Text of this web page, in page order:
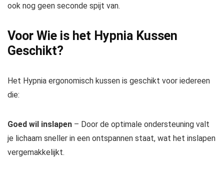
ook nog geen seconde spijt van.
Voor Wie is het Hypnia Kussen
Geschikt?
Het Hypnia ergonomisch kussen is geschikt voor iedereen
die:
Goed wil inslapen – Door de optimale ondersteuning valt
je lichaam sneller in een ontspannen staat, wat het inslapen
vergemakkelijkt.